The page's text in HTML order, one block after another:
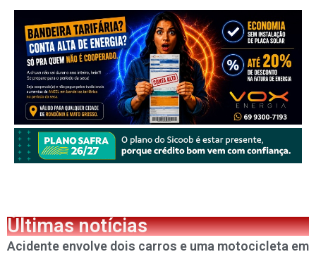
Últimas notícias
Acidente envolve dois carros e uma motocicleta em